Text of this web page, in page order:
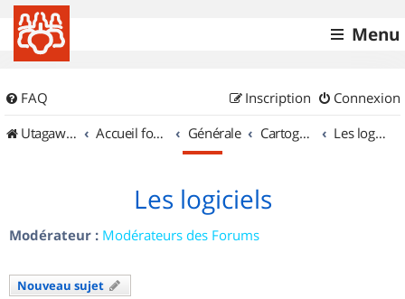
Menu
FAQ Connexion
Inscription
UtagawaVTT (Randos VTT et VTTAE avec traces GPS)
Accueil forum Générale Cartographie et GPS Les logiciels
Les logiciels
Modérateur : Modérateurs des Forums
Nouveau sujet